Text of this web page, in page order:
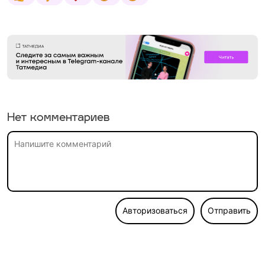
Нет комментариев
Авторизоваться Отправить